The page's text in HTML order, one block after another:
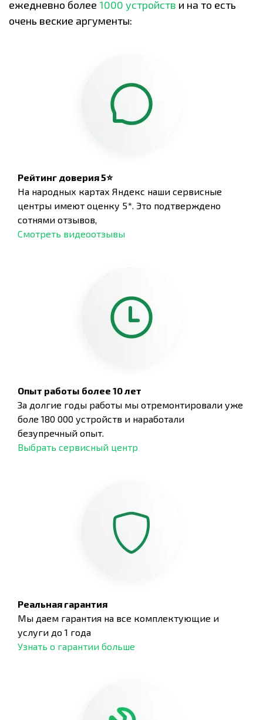
ежедневно более 1000 устройств и на то есть
очень веские аргументы:
Рейтинг доверия 5⭐
На народных картах Яндекс наши сервисные
центры имеют оценку 5*. Это подтверждено
сотнями отзывов,
Смотреть видеоотзывы
Опыт работы более 10 лет
За долгие годы работы мы отремонтировали уже
боле 180 000 устройств и наработали
безупречный опыт.
Выбрать сервисный центр
Реальная гарантия
Мы даем гарантия на все комплектующие и
услуги до 1 года
Узнать о гарантии больше